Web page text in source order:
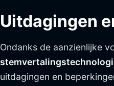
Uitdagingen
Ondanks de aanzienlijke
uitdagingen en